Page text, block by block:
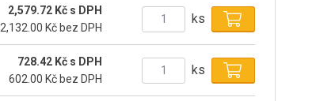
2,579.72 Kč s DPH
2,132.00 Kč bez DPH
ks
728.42 Kč s DPH
602.00 Kč bez DPH
ks